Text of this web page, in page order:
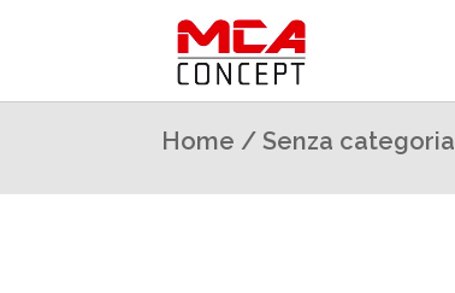
Home /Senza categoria